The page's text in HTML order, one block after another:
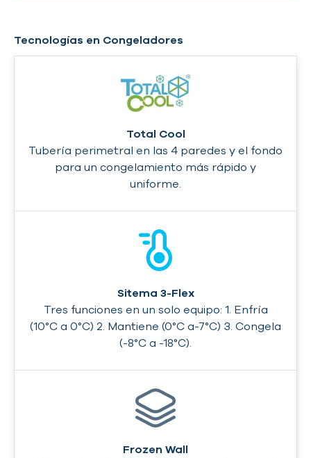
Tecnologías en Congeladores
Total Cool
Tubería perimetral en las 4 paredes y el fondo
para un congelamiento más rápido y
uniforme.
Sitema 3-Flex
Tres funciones en un solo equipo: 1. Enfría
(10°C a 0°C) 2. Mantiene (0°C a-7°C) 3. Congela
(-8°C a -18°C).
Frozen Wall